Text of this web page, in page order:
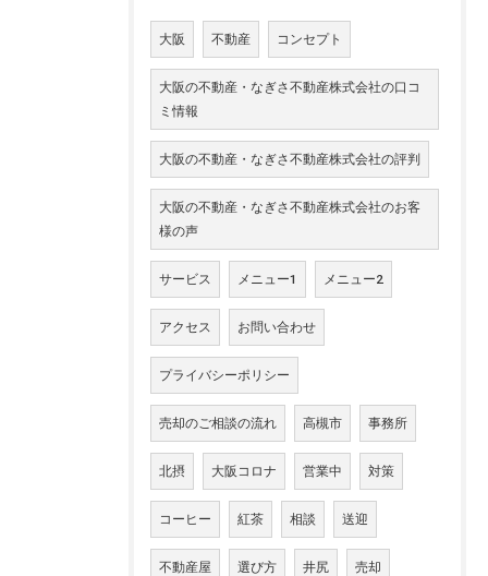
大阪 不動産 コンセプト
大阪の不動産・なぎさ不動産株式会社の口コ
ミ情報
大阪の不動産・なぎさ不動産株式会社の評判
大阪の不動産・なぎさ不動産株式会社のお客
様の声
サービス メニュー1 メニュー2
アクセス お問い合わせ
プライバシーポリシー
売却のご相談の流れ 高槻市 事務所
北摂 大阪コロナ 営業中 対策
コーヒー 紅茶 相談 送迎
不動産屋 選び方 井尻 売却